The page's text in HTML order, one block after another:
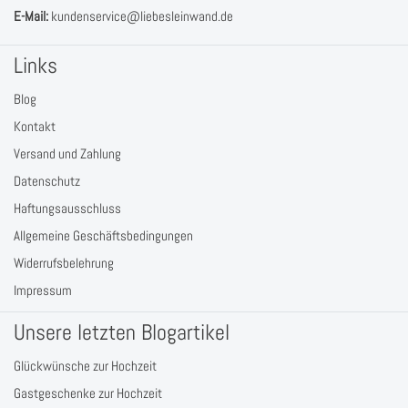
E-Mail: kundenservice@liebesleinwand.de
Links
Blog
Kontakt
Versand und Zahlung
Datenschutz
Haftungsausschluss
Allgemeine Geschäftsbedingungen
Widerrufsbelehrung
Impressum
Unsere letzten Blogartikel
Glückwünsche zur Hochzeit
Gastgeschenke zur Hochzeit